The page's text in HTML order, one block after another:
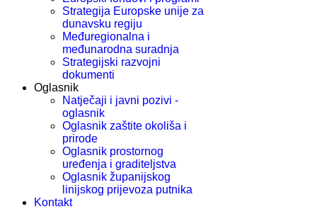
Strategija Europske unije za
dunavsku regiju
Međuregionalna i
međunarodna suradnja
Strategijski razvojni
dokumenti
Oglasnik
Natječaji i javni pozivi -
oglasnik
Oglasnik zaštite okoliša i
prirode
Oglasnik prostornog
uređenja i graditeljstva
Oglasnik županijskog
linijskog prijevoza putnika
Kontakt